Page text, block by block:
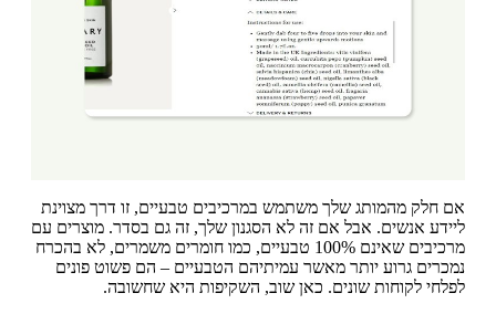
אם חלק מהמותג שלך משתמש במרכיבים טבעיים, זו דרך מצוינת
ליידע אנשים. אבל אם זה לא הסגנון שלך, זה גם בסדר. מוצרים עם
מרכיבים שאינם 100% טבעיים, כמו חומרים משמרים, לא בהכרח
נמכרים גרוע יותר מאשר עמיתיהם הטבעיים – הם פשוט פונים
לפלחי לקוחות שונים. כאן שוב, השקיפות היא שחשובה.